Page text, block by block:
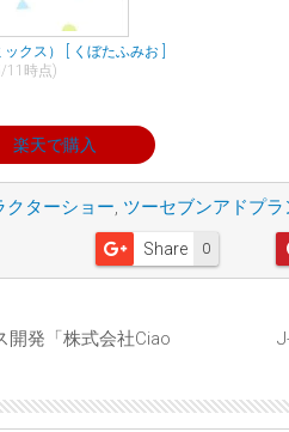
クス） [ くぼたふみお ]
11時点)
楽天で購入
クターショー, ツーセブンアドプ
0
Share
開発「株式会社Ciao